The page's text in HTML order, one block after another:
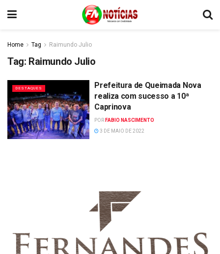
Home Tag Raimundo Julio
Tag: Raimundo Julio
DESTAQUES
Prefeitura de Queimada Nova
realiza com sucesso a 10ª
Caprinova
POR FABIO NASCIMENTO
3 DE MAIO DE 2022